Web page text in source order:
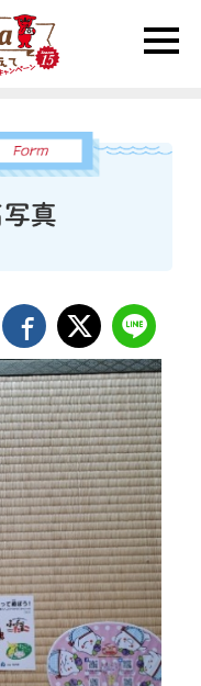
toggle